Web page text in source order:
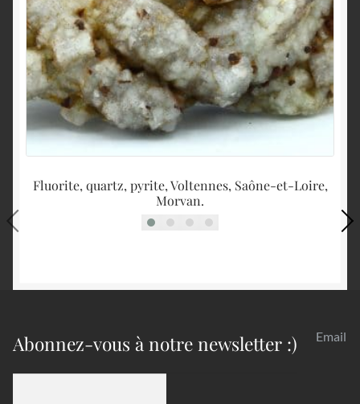
Fluorite, quartz, pyrite, Voltennes, Saône-et-Loire,
Morvan.
Abonnez-vous à notre newsletter :) Email